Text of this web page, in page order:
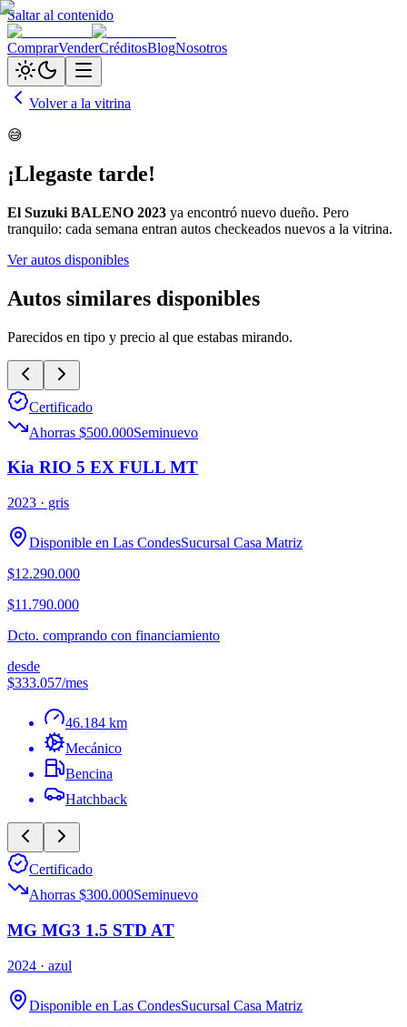
Saltar al contenido
ComprarVenderCréditosBlogNosotros
Volver a la vitrina
😅
¡Llegaste tarde!
El Suzuki BALENO 2023 ya encontró nuevo dueño. Pero
tranquilo: cada semana entran autos checkeados nuevos a la vitrina.
Ver autos disponibles
Autos similares disponibles
Parecidos en tipo y precio al que estabas mirando.
Certificado
Ahorras $500.000Seminuevo
Kia RIO 5 EX FULL MT
2023 · gris
Disponible en Las CondesSucursal Casa Matriz
$12.290.000
$11.790.000
Dcto. comprando con financiamiento
desde
$333.057/mes
46.184 km
Mecánico
Bencina
Hatchback
Certificado
Ahorras $300.000Seminuevo
MG MG3 1.5 STD AT
2024 · azul
Disponible en Las CondesSucursal Casa Matriz